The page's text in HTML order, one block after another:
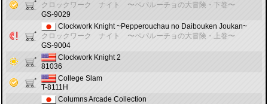
クロックワーク ナイト 〜ペパルーチョの大冒険・下巻〜
GS-9029
Clockwork Knight ~Pepperouchau no Daibouken Joukan~
クロックワーク ナイト 〜ペパルーチョの大冒険・上巻〜
GS-9004
Clockwork Knight 2
81036
College Slam
T-8111H
Columns Arcade Collection